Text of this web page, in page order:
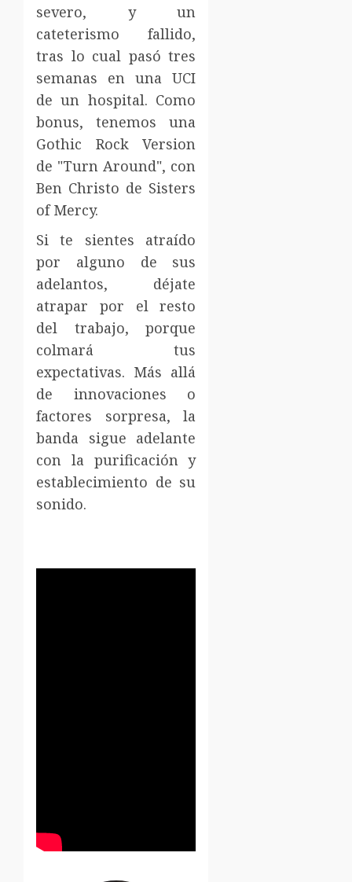
severo, y un
cateterismo fallido,
tras lo cual pasó tres
semanas en una UCI
de un hospital. Como
bonus, tenemos una
Gothic Rock Version
de "Turn Around", con
Ben Christo de Sisters
of Mercy.
Si te sientes atraído
por alguno de sus
adelantos, déjate
atrapar por el resto
del trabajo, porque
colmará tus
expectativas. Más allá
de innovaciones o
factores sorpresa, la
banda sigue adelante
con la purificación y
establecimiento de su
sonido.